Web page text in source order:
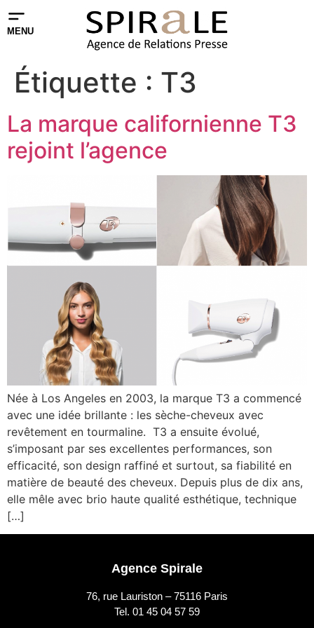
MENU
Étiquette : T3
La marque californienne T3
rejoint l’agence
Née à Los Angeles en 2003, la marque T3 a commencé
avec une idée brillante : les sèche-cheveux avec
revêtement en tourmaline. T3 a ensuite évolué,
s’imposant par ses excellentes performances, son
efficacité, son design raffiné et surtout, sa fiabilité en
matière de beauté des cheveux. Depuis plus de dix ans,
elle mêle avec brio haute qualité esthétique, technique
[…]
Agence Spirale
76, rue Lauriston – 75116 Paris
Tel. 01 45 04 57 59